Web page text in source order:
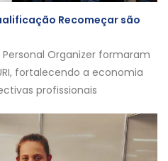
Recomeçar são
Organizer formaram
fortalecendo a economia
profissionais